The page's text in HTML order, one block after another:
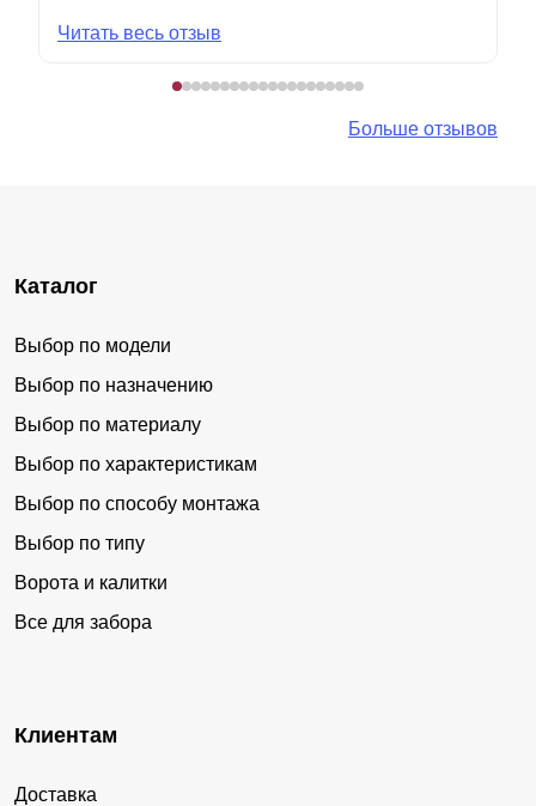
Читать весь отзыв
Больше отзывов
Каталог
Выбор по модели
Выбор по назначению
Выбор по материалу
Выбор по характеристикам
Выбор по способу монтажа
Выбор по типу
Ворота и калитки
Все для забора
Клиентам
Доставка